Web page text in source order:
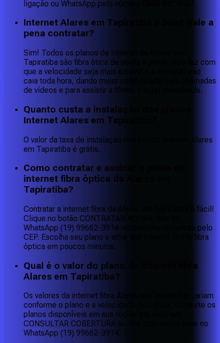
ligação ou WhatsApp pelo número 0800 042 0101.
Internet Alares em Tapiratiba é boa? Vale a
pena contratar?
Sim! Todos os planos de Internet da Alares em
Tapiratiba são fibra ótica de ponta a ponta, isso faz com
que a velocidade seja mais estável e a conexão não
caia toda hora, dando maior estabilidade para chamadas
de vídeos e para assistir a filmes e fazer downloads.
Quanto custa a instalação dos planos
Internet Alares em Tapiratiba?
O valor da taxa de instalação dos planos Internet Alares
em Tapiratiba é grátis.
Como contratar e assinar o plano de
internet fibra óptica da Alares em
Tapiratiba?
Contratar a internet fibra da Alares em Tapiratiba é fácil!
Clique no botão CONTRATAR AGORA, fale no
WhatsApp (19) 99662-3914 ou consulte cobertura pelo
CEP. Escolha seu plano e ative sua internet 100% fibra
óptica em poucos minutos.
Qual é o valor do plano de internet fibra
Alares em Tapiratiba?
Os valores da internet fibra Alares em Tapiratiba, variam
conforme o plano e a velocidade escolhida. Consulte os
planos disponíveis em sua região clicando em
CONSULTAR COBERTURA ou fale com nosso time no
WhatsApp (19) 99662-3914.